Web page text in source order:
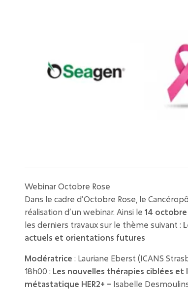
Webinar Octobre Rose
Dans le cadre d’Octobre Rose, le
réalisation d’un webinar. Ainsi le 14 octobre
les derniers travaux sur le thème suivant :
actuels et orientations futures
Modératrice : Lauriane Eberst (ICANS
18h00 : Les nouvelles thérapies ciblées et
métastatique HER2+ – Isabelle